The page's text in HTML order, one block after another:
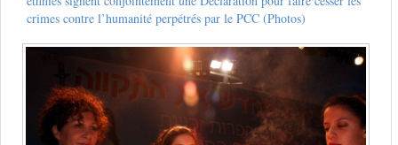
crimes contre l’humanité perpétrés par le PCC (Photos)